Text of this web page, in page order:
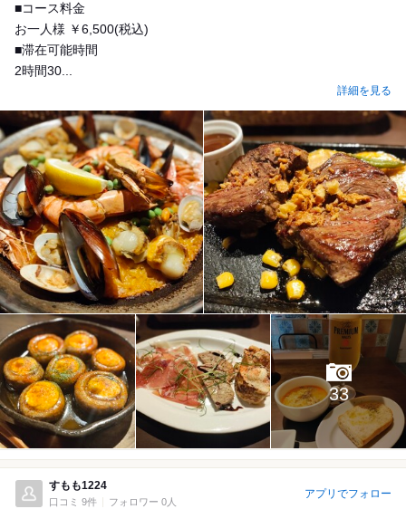
■コース料金
お一人様 ￥6,500(税込)
■滞在可能時間
2時間30...
詳細を見る
33
すもも1224
口コミ 9件 フォロワー 0人
アプリでフォロー